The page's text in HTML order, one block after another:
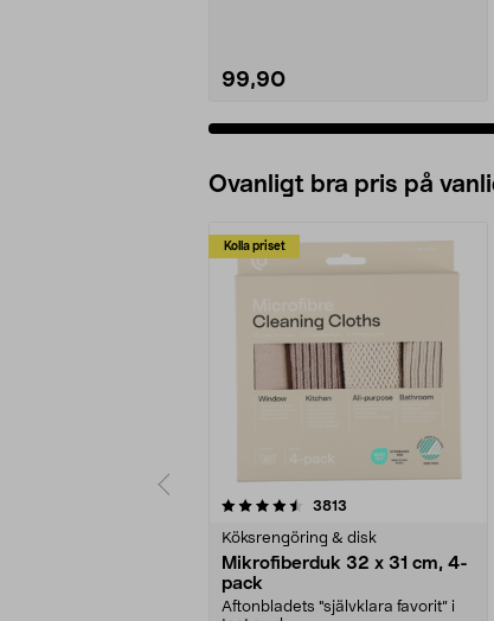
99,90
Ovanligt bra pris på
Kolla priset
3813
Köksrengöring & disk
Mikrofiberduk 32 x 31 cm, 4-
pack
Aftonbladets "självklara favorit” i
4.0av 5 stjärnor